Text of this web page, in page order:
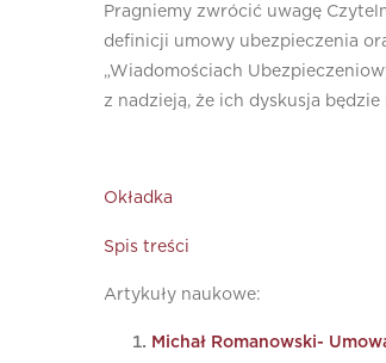
Pragniemy zwrócić uwagę
definicji umowy ubezpieczenia
„Wiadomościach
z nadzieją, że ich dyskusja
Okładka
Spis treści
Artykuły naukowe:
Michał Romanowski-